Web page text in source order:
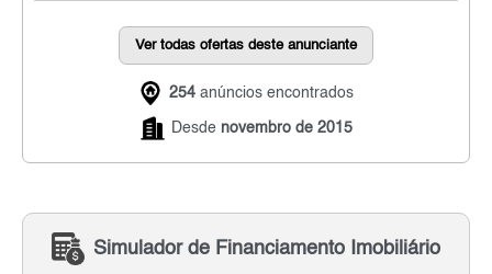
Ver todas ofertas deste anunciante
254 anúncios encontrados
Desde novembro de 2015
Simulador de Financiamento Imobiliário